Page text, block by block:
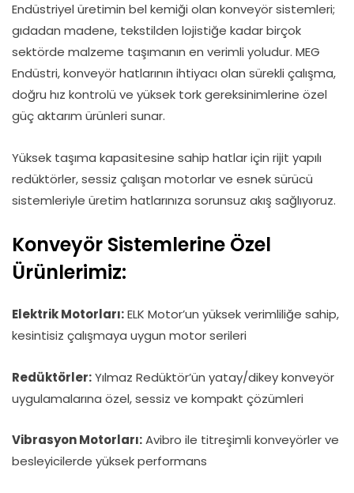
Endüstriyel üretimin bel kemiği olan konveyör sistemleri;
gıdadan madene, tekstilden lojistiğe kadar birçok
sektörde malzeme taşımanın en verimli yoludur. MEG
Endüstri, konveyör hatlarının ihtiyacı olan sürekli çalışma,
doğru hız kontrolü ve yüksek tork gereksinimlerine özel
güç aktarım ürünleri sunar.
Yüksek taşıma kapasitesine sahip hatlar için rijit yapılı
redüktörler, sessiz çalışan motorlar ve esnek sürücü
sistemleriyle üretim hatlarınıza sorunsuz akış sağlıyoruz.
Konveyör Sistemlerine Özel
Ürünlerimiz:
Elektrik Motorları:ELK Motor’un yüksek verimliliğe sahip,
kesintisiz çalışmaya uygun motor serileri
Redüktörler:Yılmaz Redüktör’ün yatay/dikey konveyör
uygulamalarına özel, sessiz ve kompakt çözümleri
Vibrasyon Motorları:Avibro ile titreşimli konveyörler ve
besleyicilerde yüksek performans